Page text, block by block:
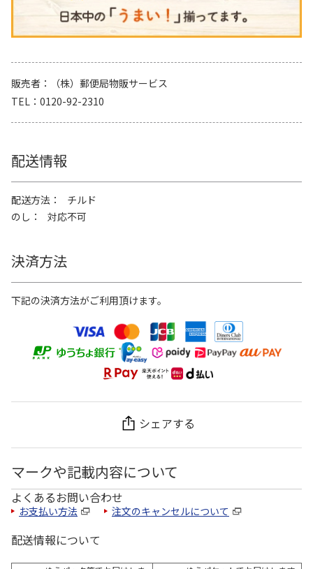
販売者
（株）郵便局物販サービス
TEL
0120-92-2310
配送情報
配送方法
チルド
のし
対応不可
決済方法
下記の決済方法がご利用頂けます。
シェアする
マークや記載内容について
よくあるお問い合わせ
お支払い方法 注文のキャンセルについて
配送情報について